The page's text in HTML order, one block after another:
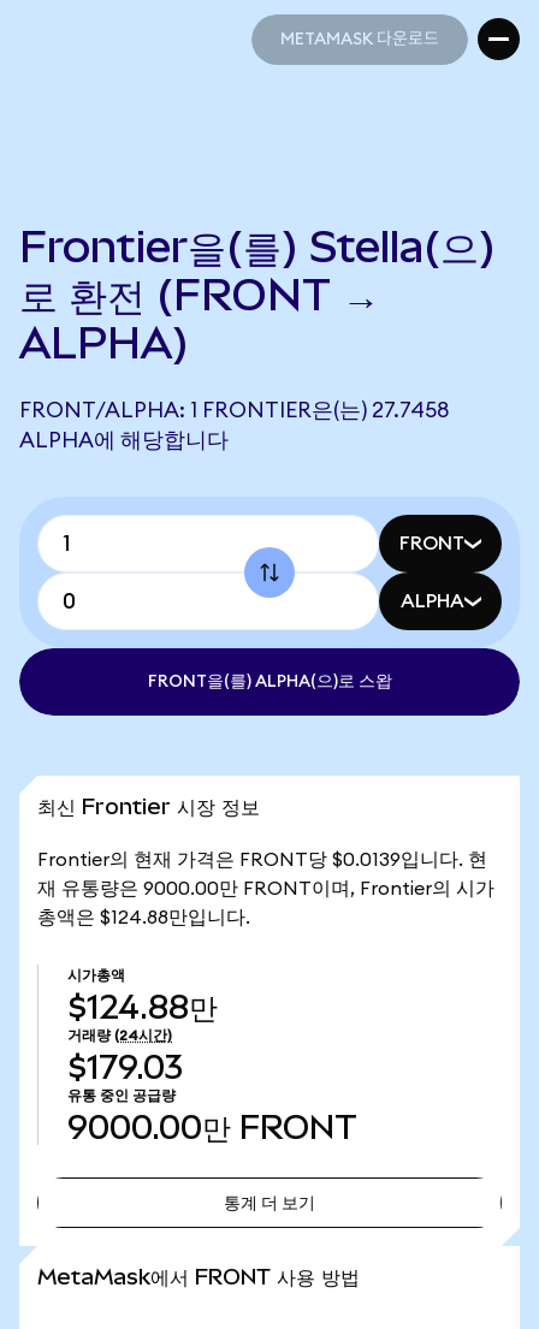
METAMASK 다운로드
Frontier을(를) Stella(으)
로 환전 (FRONT →
ALPHA)
FRONT/ALPHA: 1 FRONTIER은(는) 27.7458
ALPHA에 해당합니다
FRONT
ALPHA
FRONT을(를) ALPHA(으)로 스왑
최신 Frontier 시장 정보
Frontier의 현재 가격은 FRONT당 $0.0139입니다. 현
재 유통량은 9000.00만 FRONT이며, Frontier의 시가
총액은 $124.88만입니다.
시가총액
$124.88만
거래량 (24시간)
$179.03
유통 중인 공급량
9000.00만 FRONT
통계 더 보기
MetaMask에서 FRONT 사용 방법